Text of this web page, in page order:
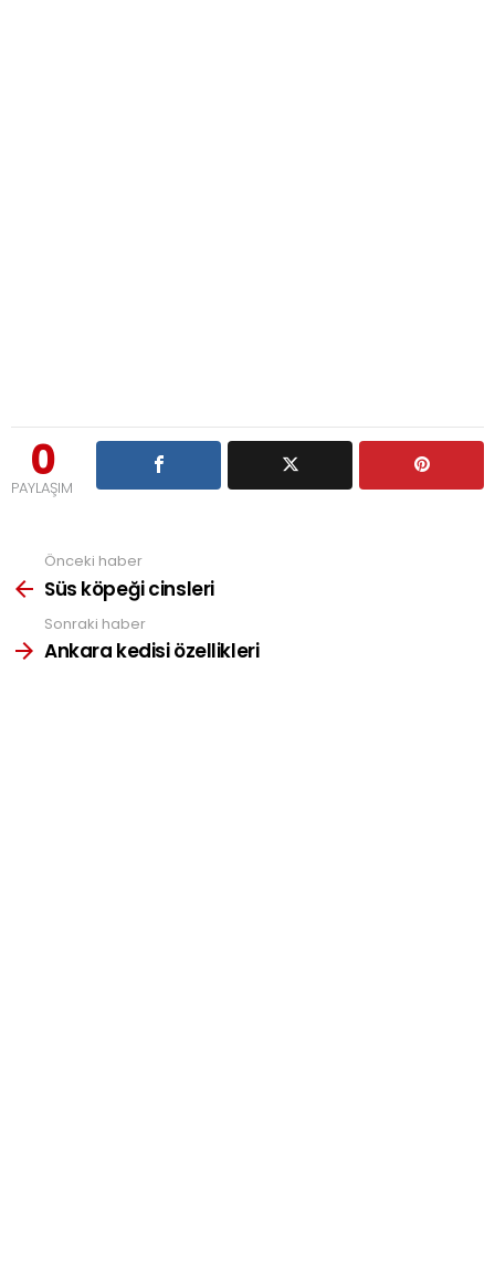
0
PAYLAŞIM
more
Önceki haber
Süs köpeği cinsleri
Sonraki haber
Ankara kedisi özellikleri